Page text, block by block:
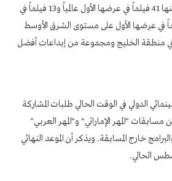
الأفلام العربية المعاصرة ومنها 41 فيلماً في عرضها الأول عالمياً و13 فيلماً في
الأول دولياً و58 فيلماً في عرضها الأول على مستوى الشرق الأوسط
في منطقة الخليج ومجموعة من إبداعات أفضل
الدولي في الوقت الحالي طلبات المشاركة
مسابقات "المهر الإماراتي" و"المهر العربي"
خارج المسابقة. ويذكر أن الموعد النهائي